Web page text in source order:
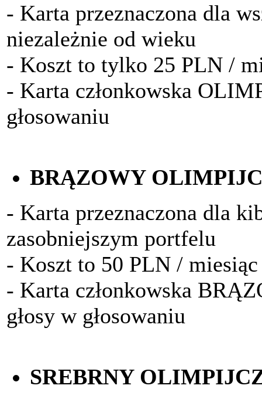
- Karta przeznaczona dla
niezależnie od wieku
- Koszt to tylko 25 PLN /
- Karta członkowska
głosowaniu
BRĄZOWY
- Karta przeznaczona dla
zasobniejszym portfelu
- Koszt to 50 PLN / miesiąc
- Karta członkowska
głosy w głosowaniu
SREBRNY